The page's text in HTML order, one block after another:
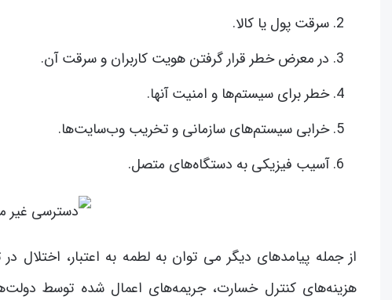
سرقت پول یا کالا.
در معرض خطر قرار گرفتن هویت کاربران و سرقت آن.
خطر برای سیستم‌ها و امنیت آنها.
خرابی سیستم‌های سازمانی و تخریب وب‌سایت‌ها.
آسیب فیزیکی به دستگاه‌های متصل.
از جمله پیامدهای دیگر می توان به لطمه به اعتبار،
هزینه‌های کنترل خسارت، جریمه‌های اعمال شده توسط